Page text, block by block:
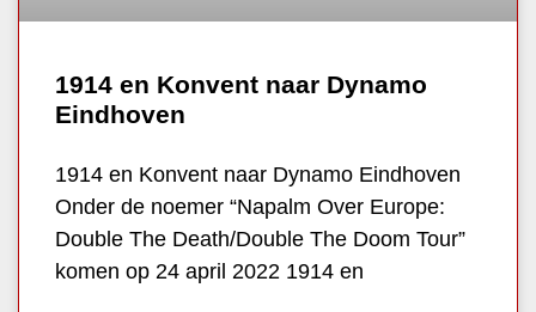
1914 en Konvent naar Dynamo
Eindhoven
1914 en Konvent naar Dynamo Eindhoven
Onder de noemer “Napalm Over Europe:
Double The Death/Double The Doom Tour”
komen op 24 april 2022 1914 en